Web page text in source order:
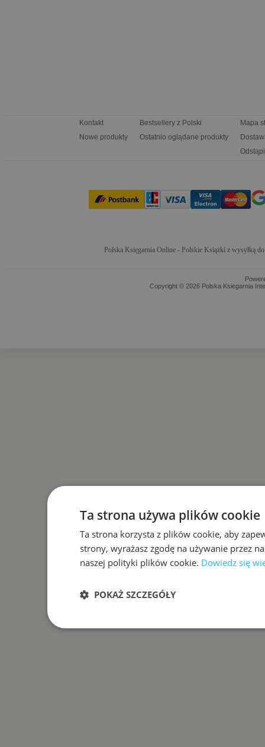
Kontakt
Nowe produkty
Bestsellery z Polski
Ostatnio oglądane produkty
Mapa
Polska Księgarnia Online - Polskie Książki z wysyłką
Copyright © 2026 Polska Ksiegarnia
Ta strona używa plików cookie
Ta strona korzysta z plików cookie, aby
strony, wyrażasz zgodę na używanie przez
naszej polityki plików cookie. Dowiedz się
POKAŻ SZCZEGÓŁY